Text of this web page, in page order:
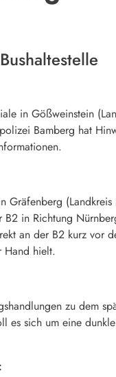
in Gößweinstein
Bamberg hat
Gräfenberg
in Richtung
an der B2 kurz vor
Hand hielt.
zu dem
sich um eine